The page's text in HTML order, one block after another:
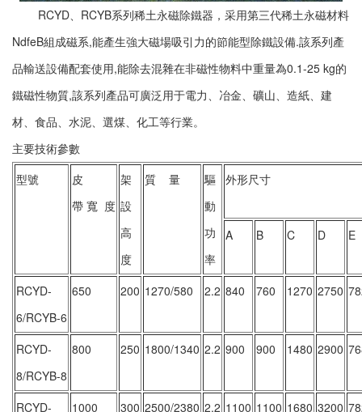
RCYD、RCYB系列稀土永磁除鐵器，采用第三代稀土永磁材料
NdfeB組成磁系,能產生強大磁場吸引力的節能型除鐵設備.該系列產
品輸送設備配套使用,能除去混雜在非磁性物料中重量為0.1-25 kg的
鐵磁性物質,該系列產品可廣泛用于電力、冶金、礦山、造紙、建
材、食品、水泥、選煤、化工等行業。
主要技術參數
型號
皮
帶 寬 度
架
設
高
度
質 量
驅
動
功
率
外形尺寸
A B C D E
RCYD-
6/RCYB-6
650 200 1270/580 2.2 840 760 1270 2750
RCYD-
8/RCYB-8
800 250 1800/1340 2.2 900 900 1480 2900
RCYD-
1000 300 2500/2380 2.2 1100 1100 1680 3200